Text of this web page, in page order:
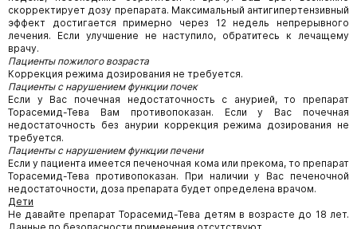
скорректирует дозу препарата. Максимальный антигипертензивный
эффект достигается примерно через 12 недель непрерывного
лечения. Если улучшение не наступило, обратитесь к лечащему
врачу.
Пациенты пожилого возраста
Коррекция режима дозирования не требуется.
Пациенты с нарушением функции почек
Если у Вас почечная недостаточность с анурией, то препарат
Торасемид-Тева Вам противопоказан. Если у Вас почечная
недостаточность без анурии коррекция режима дозирования не
требуется.
Пациенты с нарушением функции печени
Если у пациента имеется печеночная кома или прекома, то препарат
Торасемид-Тева противопоказан. При наличии у Вас печеночной
недостаточности, доза препарата будет определена врачом.
Дети
Не давайте препарат Торасемид-Тева детям в возрасте до 18 лет.